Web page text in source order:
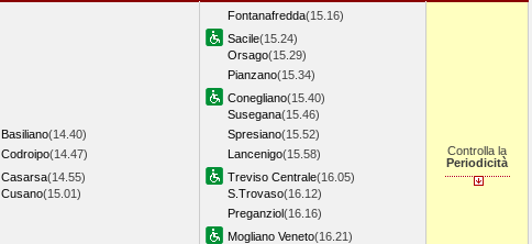
Basiliano(14.40)
Codroipo(14.47)
Casarsa(14.55)
Cusano(15.01)
Fontanafredda(15.16)
Sacile(15.24)
Orsago(15.29)
Pianzano(15.34)
Conegliano(15.40)
Susegana(15.46)
Spresiano(15.52)
Lancenigo(15.58)
Treviso Centrale(16.05)
S.Trovaso(16.12)
Preganziol(16.16)
Mogliano Veneto(16.21)
Controlla la
Periodicità